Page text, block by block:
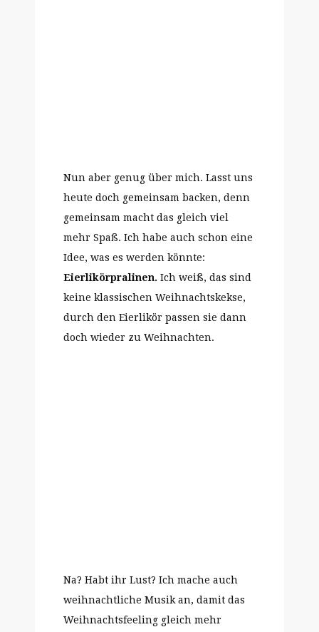
Nun aber genug über mich. Lasst uns
heute doch gemeinsam backen, denn
gemeinsam macht das gleich viel
mehr Spaß. Ich habe auch schon eine
Idee, was es werden könnte:
Eierlikörpralinen. Ich weiß, das sind
keine klassischen Weihnachtskekse,
durch den Eierlikör passen sie dann
doch wieder zu Weihnachten.
Na? Habt ihr Lust? Ich mache auch
weihnachtliche Musik an, damit das
Weihnachtsfeeling gleich mehr